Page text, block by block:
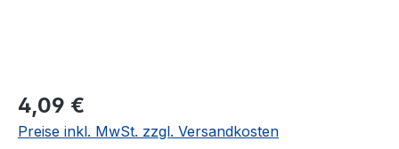
Regulärer Preis:
4,09 €
Preise inkl. MwSt. zzgl. Versandkosten